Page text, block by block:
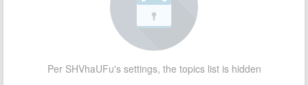
Per SHVhaUFu's settings, the topics list is hidden